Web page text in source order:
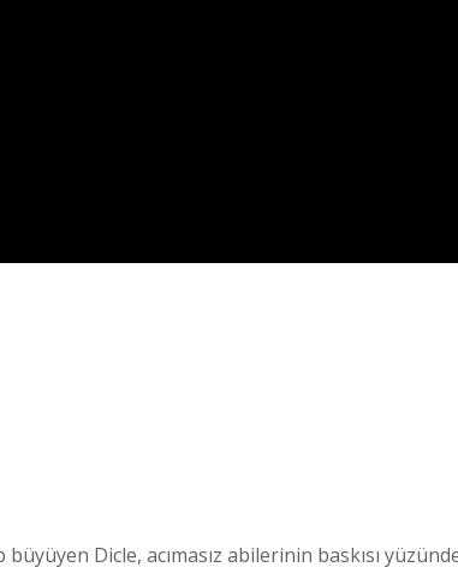
Dicle, acımasız abilerinin baskısı